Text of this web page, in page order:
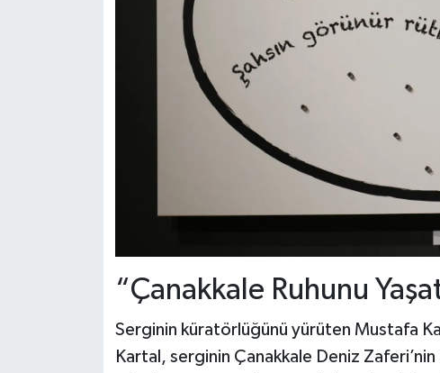
“Çanakkale Ruhunu
Serginin küratörlüğünü yürüten Mustafa
Kartal, serginin Çanakkale Deniz Zaferi’nin